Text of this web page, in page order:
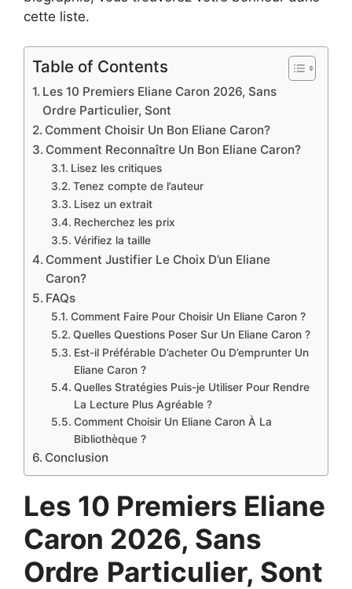
cette liste.
Table of Contents
Les 10 Premiers Eliane Caron 2026, Sans
Ordre Particulier, Sont
Comment Choisir Un Bon Eliane Caron?
Comment Reconnaître Un Bon Eliane Caron?
Lisez les critiques
Tenez compte de l’auteur
Lisez un extrait
Recherchez les prix
Vérifiez la taille
Comment Justifier Le Choix D’un Eliane
Caron?
FAQs
Comment Faire Pour Choisir Un Eliane Caron ?
Quelles Questions Poser Sur Un Eliane Caron ?
Est-il Préférable D’acheter Ou D’emprunter Un
Eliane Caron ?
Quelles Stratégies Puis-je Utiliser Pour Rendre
La Lecture Plus Agréable ?
Comment Choisir Un Eliane Caron À La
Bibliothèque ?
Conclusion
Les 10 Premiers Eliane
Caron 2026, Sans
Ordre Particulier, Sont